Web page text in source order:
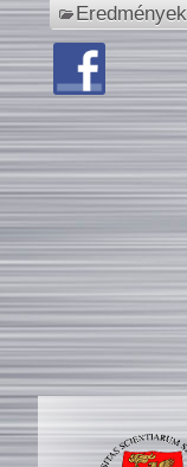
Eredmények